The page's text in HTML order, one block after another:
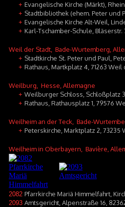
+ Evangelische Kirche (Märkt),
+ Stadtbibliothek (ehem. Peter und
+ Evangelische Kirche Alt-Weil,
+ Karl-Tschamber-Schule, Bläserstr.
Weil der Stadt , Bade-Wurtemberg,
+ Stadtkirche St. Peter und Paul,
+ Rathaus, Martkplatz 4, 71263 Weil
Weilburg , Hesse, Allemagne
+ Weilburger Schloss, Schloßplatz
+ Rathaus, Rathausplatz 1, 79576
Weilheim an der Teck , Bade-
+ Peterskirche, Marktplatz 2, 73235
Weilheim in Oberbayern , Bavière,
2082 Pfarrkirche Mariä Himmelfahrt,
2093 Amtsgericht, Alpenstraße 16,